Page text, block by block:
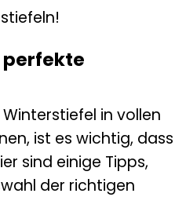
perfekte
in vollen
ist es wichtig, dass
sind einige Tipps,
der richtigen